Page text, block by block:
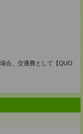
合、交通費として【QUO